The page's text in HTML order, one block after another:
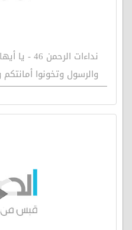
نداءات
والرسول وتخونوا